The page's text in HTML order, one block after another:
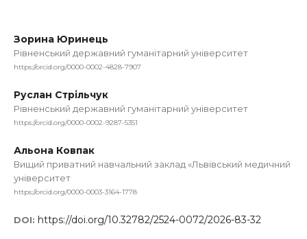
Зорина Юринець
Рівненський державний гуманітарний університет
https://orcid.org/0000-0002-4828-7907
Руслан Стрільчук
Рівненський державний гуманітарний університет
https://orcid.org/0000-0002-9287-5351
Альона Ковпак
Вищий приватний навчальний заклад «Львівський медичний
університет
https://orcid.org/0000-0003-3164-1778
DOI: https://doi.org/10.32782/2524-0072/2026-83-32